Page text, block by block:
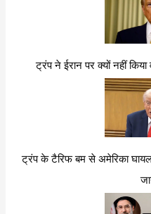
ट्रंप ने ईरान पर क्यों नहीं
ट्रंप के टैरिफ बम से अमेरिका